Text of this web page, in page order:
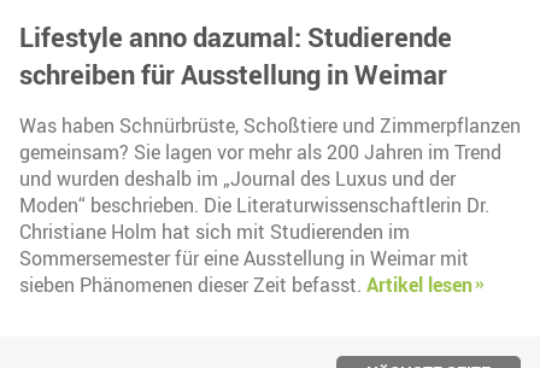
Lifestyle anno dazumal: Studierende
schreiben für Ausstellung in Weimar
Was haben Schnürbrüste, Schoßtiere und Zimmerpflanzen
gemeinsam? Sie lagen vor mehr als 200 Jahren im Trend
und wurden deshalb im „Journal des Luxus und der
Moden“ beschrieben. Die Literaturwissenschaftlerin Dr.
Christiane Holm hat sich mit Studierenden im
Sommersemester für eine Ausstellung in Weimar mit
sieben Phänomenen dieser Zeit befasst. Artikel lesen